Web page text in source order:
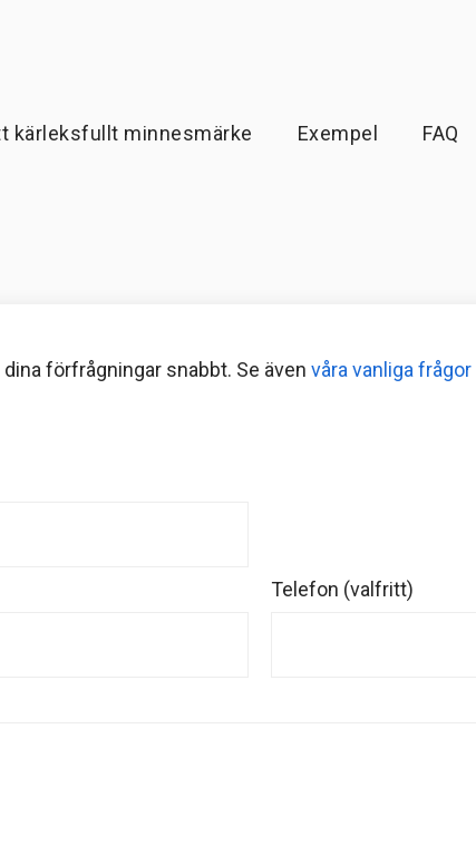
kärleksfullt minnesmärke Exempel FAQ
förfrågningar snabbt. Se även våra vanliga frågor
Telefon (valfritt)